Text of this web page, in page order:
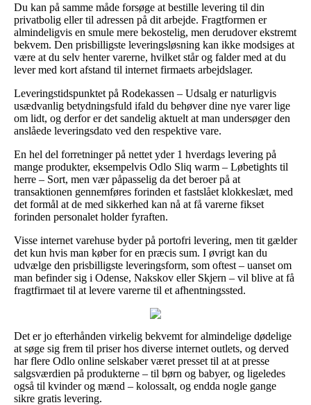
Du kan på samme måde forsøge at bestille levering til din
privatbolig eller til adressen på dit arbejde. Fragtformen er
almindeligvis en smule mere bekostelig, men derudover ekstremt
bekvem. Den prisbilligste leveringsløsning kan ikke modsiges at
være at du selv henter varerne, hvilket står og falder med at du
lever med kort afstand til internet firmaets arbejdslager.
Leveringstidspunktet på Rodekassen – Udsalg er naturligvis
usædvanlig betydningsfuld ifald du behøver dine nye varer lige
om lidt, og derfor er det sandelig aktuelt at man undersøger den
anslåede leveringsdato ved den respektive vare.
En hel del forretninger på nettet yder 1 hverdags levering på
mange produkter, eksempelvis Odlo Sliq warm – Løbetights til
herre – Sort, men vær påpasselig da det beroer på at
transaktionen gennemføres forinden et fastslået klokkeslæt, med
det formål at de med sikkerhed kan nå at få varerne fikset
forinden personalet holder fyraften.
Visse internet varehuse byder på portofri levering, men tit gælder
det kun hvis man køber for en præcis sum. I øvrigt kan du
udvælge den prisbilligste leveringsform, som oftest – uanset om
man befinder sig i Odense, Nakskov eller Skjern – vil blive at få
fragtfirmaet til at levere varerne til et afhentningssted.
Det er jo efterhånden virkelig bekvemt for almindelige dødelige
at søge sig frem til priser hos diverse internet outlets, og derved
har flere Odlo online selskaber været presset til at at presse
salgsværdien på produkterne – til børn og babyer, og ligeledes
også til kvinder og mænd – kolossalt, og endda nogle gange
sikre gratis levering.